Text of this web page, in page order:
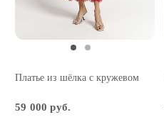
Платье из шёлка с кружевом
59 000 руб.